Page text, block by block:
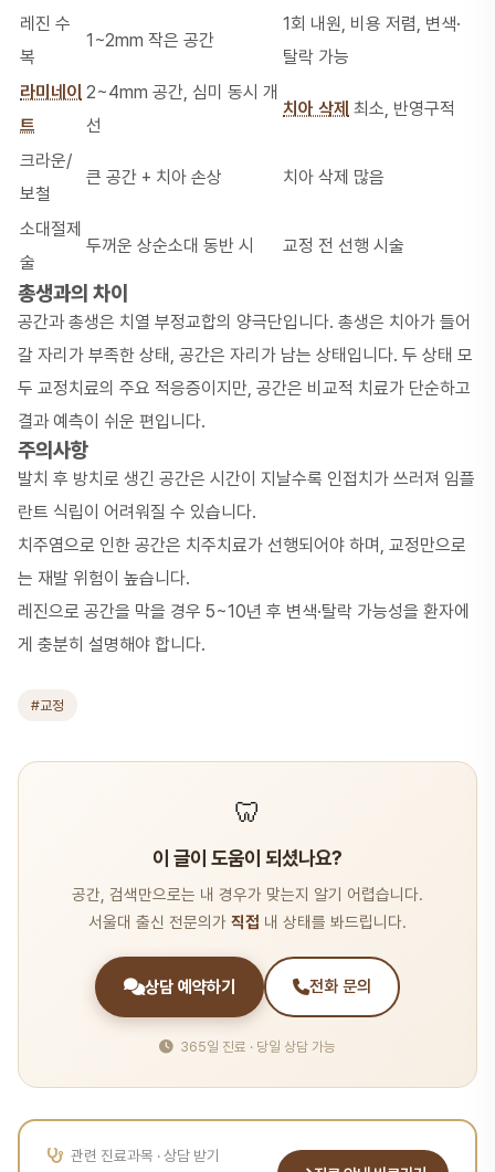
레진 수
복
1~2mm 작은 공간
1회 내원, 비용 저렴, 변색·
탈락 가능
라미네이
트
2~4mm 공간, 심미 동시 개
선
치아 삭제 최소, 반영구적
크라운/
보철
큰 공간 + 치아 손상 치아 삭제 많음
소대절제
술
두꺼운 상순소대 동반 시 교정 전 선행 시술
총생과의 차이
공간과총생은 치열 부정교합의 양극단입니다. 총생은 치아가 들어
갈 자리가 부족한 상태, 공간은 자리가 남는 상태입니다. 두 상태 모
두 교정치료의 주요 적응증이지만, 공간은 비교적 치료가 단순하고
결과 예측이 쉬운 편입니다.
주의사항
발치 후 방치로 생긴 공간은 시간이 지날수록 인접치가 쓰러져 임플
란트 식립이 어려워질 수 있습니다.
치주염으로 인한 공간은 치주치료가 선행되어야 하며, 교정만으로
는 재발 위험이 높습니다.
레진으로 공간을 막을 경우 5~10년 후 변색·탈락 가능성을 환자에
게 충분히 설명해야 합니다.
#교정
🦷
이 글이 도움이 되셨나요?
공간, 검색만으로는 내 경우가 맞는지 알기 어렵습니다.
서울대 출신 전문의가 직접 내 상태를 봐드립니다.
상담 예약하기 전화 문의
365일 진료 · 당일 상담 가능
관련 진료과목 · 상담 받기